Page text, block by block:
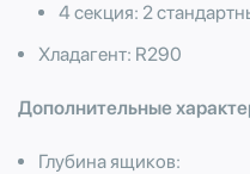
4 секция: 2
Хладагент: R290
Дополнительные
Глубина ящиков:​